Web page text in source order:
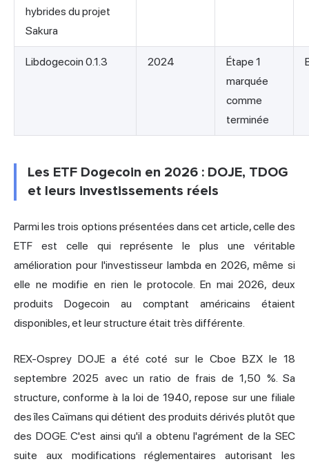
hybrides du projet
Sakura
Libdogecoin 0.1.3 2024
Étape 1
marquée
comme
terminée
Les ETF Dogecoin en 2026 : DOJE, TDOG
et leurs investissements réels
Parmi les trois options présentées dans cet article, celle des
ETF est celle qui représente le plus une véritable
amélioration pour l'investisseur lambda en 2026, même si
elle ne modifie en rien le protocole. En mai 2026, deux
produits Dogecoin au comptant américains étaient
disponibles, et leur structure était très différente.
REX-Osprey DOJE a été coté sur le Cboe BZX le 18
septembre 2025 avec un ratio de frais de 1,50 %. Sa
structure, conforme à la loi de 1940, repose sur une filiale
des îles Caïmans qui détient des produits dérivés plutôt que
des DOGE. C'est ainsi qu'il a obtenu l'agrément de la SEC
suite aux modifications réglementaires autorisant les